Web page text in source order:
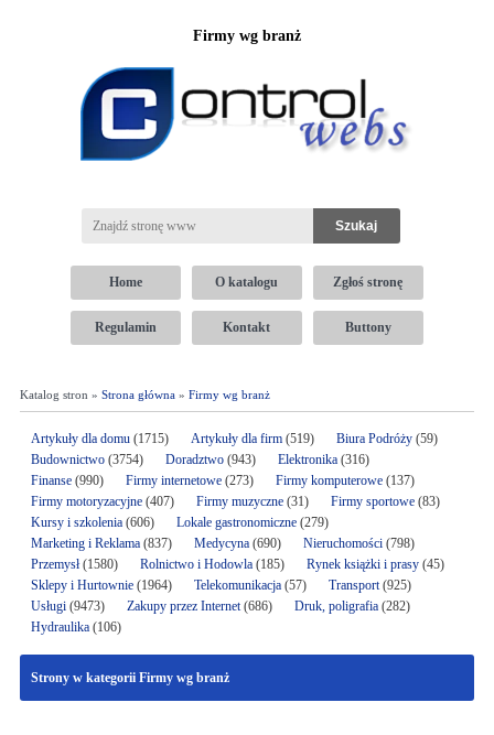
Firmy wg branż
Home O katalogu Zgłoś stronę
Regulamin Kontakt Buttony
Katalog stron » Strona główna» Firmy wg branż
Artykuły dla domu(1715) Artykuły dla firm(519) Biura Podróży(59)
Budownictwo(3754) Doradztwo(943) Elektronika (316)
Finanse(990) Firmy internetowe (273) Firmy komputerowe(137)
Firmy motoryzacyjne(407) Firmy muzyczne(31) Firmy sportowe(83)
Kursy i szkolenia(606) Lokale gastronomiczne(279)
Marketing i Reklama(837) Medycyna(690) Nieruchomości(798)
Przemysł(1580) Rolnictwo i Hodowla(185) Rynek książki i prasy(45)
Sklepy i Hurtownie(1964) Telekomunikacja(57) Transport(925)
Usługi(9473) Zakupy przez Internet(686) Druk, poligrafia(282)
Hydraulika(106)
Strony w kategorii Firmy wg branż